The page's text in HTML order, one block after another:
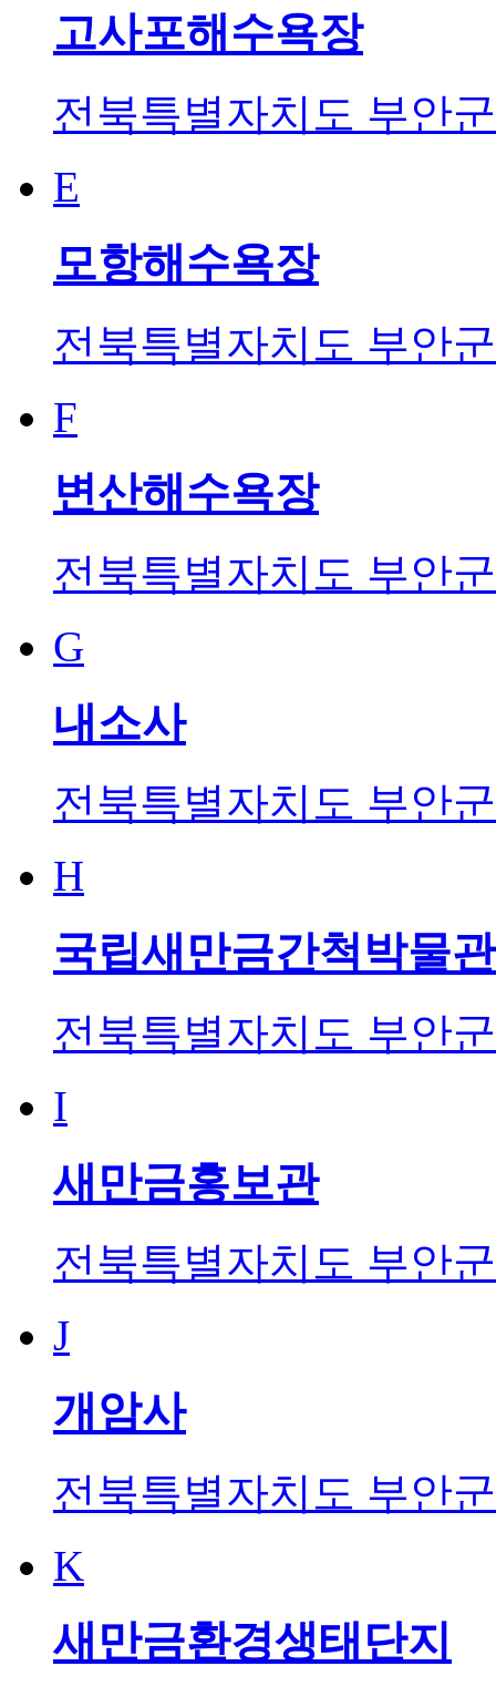
고사포해수욕장
전북특별자치도 부안
E
모항해수욕장
전북특별자치도 부안
F
변산해수욕장
전북특별자치도 부안
G
내소사
전북특별자치도 부안
H
국립새만금간척박물관
전북특별자치도 부안
I
새만금홍보관
전북특별자치도 부안
J
개암사
전북특별자치도 부안
K
새만금환경생태단지